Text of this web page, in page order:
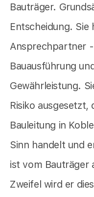
Bauträger.
Entscheidung. Sie
Ansprechpartner
Bauausführung
Gewährleistung.
Risiko ausgesetzt,
Bauleitung in
Sinn handelt und
ist vom Bauträger
Zweifel wird er